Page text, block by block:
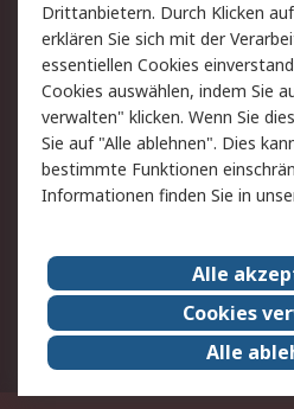
Rechtliches
AGB
Cookie-Richtlinie
Copyright/Impressum
Über RS
Karriere bei RS
Qualität/Umwelt/
Event-Center
Drittanbietern. Durch Klicken
erklären Sie sich mit der
essentiellen Cookies
Cookies auswählen, indem Sie
verwalten" klicken. Wenn Sie
Sie auf "Alle ablehnen". Dies
bestimmte Funktionen
Informationen finden Sie in
Alle
Cookies
Alle